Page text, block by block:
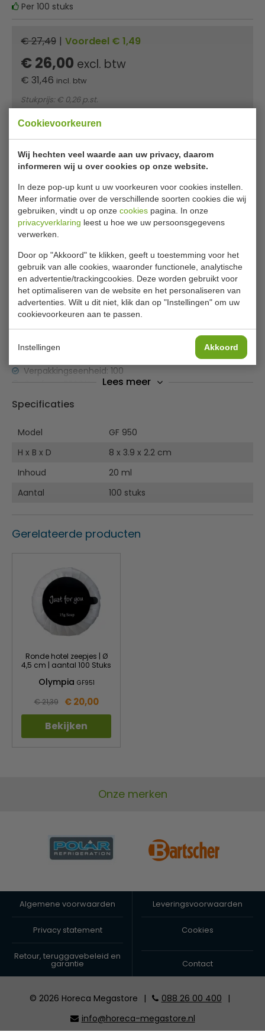
Cookievoorkeuren
Wij hechten veel waarde aan uw privacy, daarom
informeren wij u over cookies op onze website.
In deze pop-up kunt u uw voorkeuren voor cookies instellen.
Meer informatie over de verschillende soorten cookies die wij
gebruiken, vindt u op onze cookies pagina. In onze
privacyverklaring leest u hoe we uw persoonsgegevens
verwerken.
Door op "Akkoord" te klikken, geeft u toestemming voor het
gebruik van alle cookies, waaronder functionele, analytische
en advertentie/trackingcookies. Deze worden gebruikt voor
het optimaliseren van de website en het personaliseren van
advertenties. Wilt u dit niet, klik dan op "Instellingen" om uw
cookievoorkeuren aan te passen.
Instellingen Akkoord
Per 100 stuks
€ 27,49 | Voordeel € 1,49
€ 26,00 excl. btw
€ 31,46 incl. btw
Stukprijs: € 0,26 p.st.
Ofbetaal 10,49in 3 termijnen met Klarna
✔ Gratis verzending* ✔ 24 uur levering ✔ Laagste
prijsgarantie
Deze voordeelverpakking met 100 tubes hand- en
bodylotion is ideaal voor hotels, pensions en bed en
breakfasts.
Elke tube bevat 20ml en is de perfecte hoeveelheid voor
in de horeca.
Zorg voor een onvergetelijk verblijf met deze aangenaam
geparfumeerde toiletartikelen.
Verpakkingseenheid: 100
Aangenaam parfum
Lees meer
Specificaties
Model
GF 950
H x B x D
8 x 3.9 x 2.2 cm
Inhoud
20 ml
Aantal
100 stuks
Gerelateerde producten
Ronde hotel zeepjes | Ø
4,5 cm | aantal 100 Stuks
Olympia GF951
€ 21,39 € 20,00
Bekijken
Onze merken
Algemene voorwaarden Leveringsvoorwaarden
Privacy statement Cookies
Retour, teruggavebeleid en
garantie Contact
© 2026 Horeca Megastore | 088 26 00 400
|
info@horeca-megastore.nl